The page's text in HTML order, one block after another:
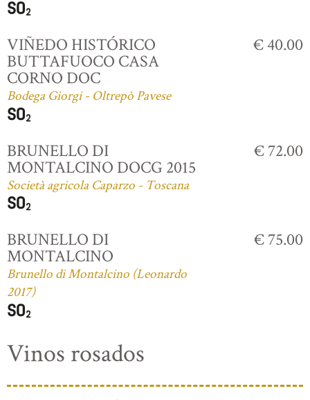
VIÑEDO HISTÓRICO
BUTTAFUOCO CASA
CORNO DOC
Bodega Giorgi - Oltrepò Pavese
€ 40.00
BRUNELLO DI
MONTALCINO DOCG 2015
Società agricola Caparzo - Toscana
€ 72.00
BRUNELLO DI
MONTALCINO
Brunello di Montalcino (Leonardo
2017)
€ 75.00
Vinos rosados